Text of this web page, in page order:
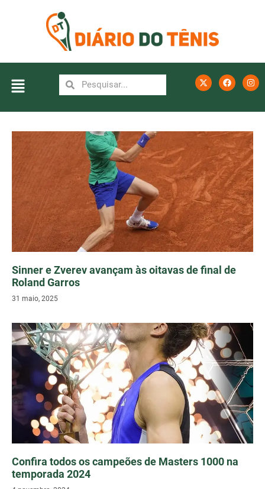
Sinner e Zverev avançam às oitavas de final de
Roland Garros
31 maio, 2025
Confira todos os campeões de Masters 1000 na
temporada 2024